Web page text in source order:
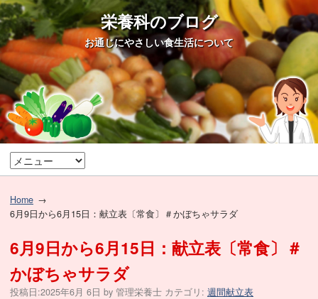
栄養科のブログ
お通じにやさしい食生活について
Home
6月9日から6月15日：献立表〔常食〕＃かぼちゃサラダ
6月9日から6月15日：献立表〔常食〕＃
かぼちゃサラダ
投稿日:2025年6月 6日 by 管理栄養士 カテゴリ: 週間献立表